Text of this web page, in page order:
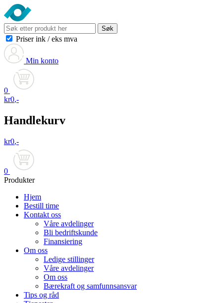
Søk
Priser ink / eks mva
Min konto
0
kr0,-
Handlekurv
kr0,-
0
Produkter
Hjem
Bestill time
Kontakt oss
Våre avdelinger
Bli bedriftskunde
Finansiering
Om oss
Ledige stillinger
Våre avdelinger
Om oss
Bærekraft og samfunnsansvar
Tips og råd